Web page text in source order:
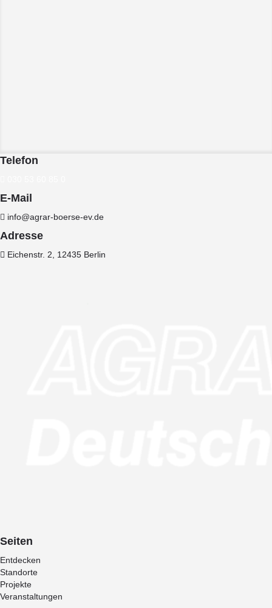
Telefon
E-Mail
info@agrar-boerse-ev.de
Adresse
Eichenstr. 2, 12435 Berlin
Seiten
Entdecken
Standorte
Projekte
Veranstaltungen